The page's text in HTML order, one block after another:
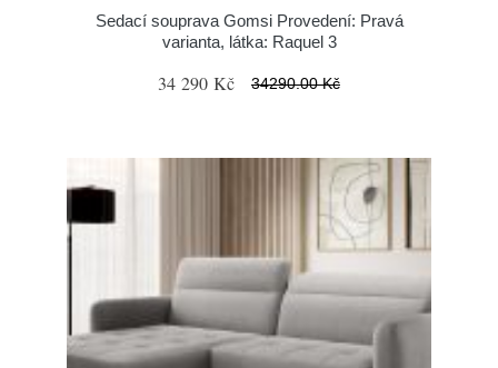
Sedací souprava Gomsi Provedení: Pravá
varianta, látka: Raquel 3
34 290 Kč 34290.00 Kč